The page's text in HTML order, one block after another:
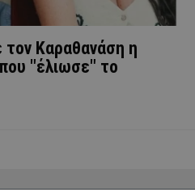
Καραθανάση η
"έλιωσε" το